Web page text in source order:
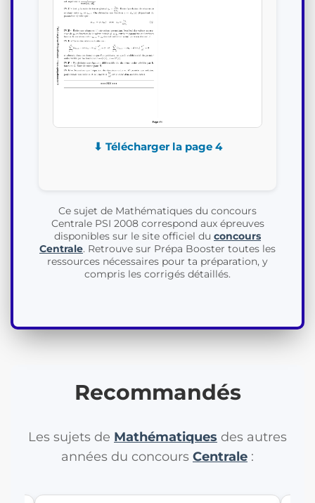
⬇ Télécharger la page 4
Ce sujet de Mathématiques du concours
Centrale PSI 2008 correspond aux épreuves
disponibles sur le site officiel du concours
Centrale. Retrouve sur Prépa Booster toutes les
ressources nécessaires pour ta préparation, y
compris les corrigés détaillés.
Recommandés
Les sujets de Mathématiques des autres
années du concours Centrale :